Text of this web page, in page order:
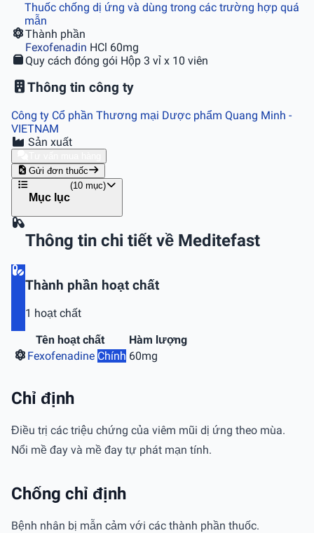
Thuốc chống dị ứng và dùng trong các trường hợp quá
mẫn
Thành phần
Fexofenadin HCl 60mg
Quy cách đóng gói Hộp 3 vỉ x 10 viên
Thông tin công ty
Công ty Cổ phần Thương mại Dược phẩm Quang Minh -
VIETNAM
Sản xuất
Gửi đơn thuốc
Mục lục
(10 mục)
Thông tin chi tiết về Meditefast
Thành phần hoạt chất
1 hoạt chất
Tên hoạt chất
Hàm lượng
Fexofenadine Chính 60mg
Chỉ định
Điều trị các triệu chứng của viêm mũi dị ứng theo mùa.
Nổi mề đay và mề đay tự phát mạn tính.
Chống chỉ định
Bệnh nhân bị mẫn cảm với các thành phần thuốc.